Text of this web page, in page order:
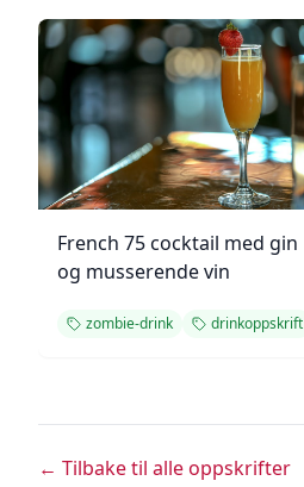
French 75 cocktail med gin
og musserende vin
zombie-drink drinkoppskrift
← Tilbake til alle oppskrifter